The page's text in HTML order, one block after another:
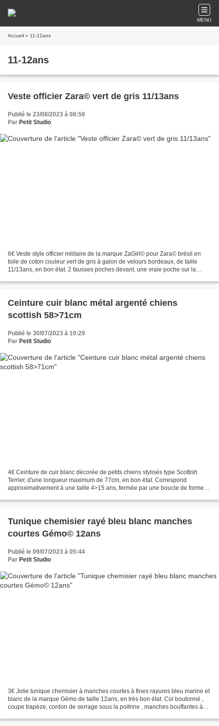
MENU
Accueil » 11-12ans
11-12ans
Veste officier Zara© vert de gris 11/13ans
Publié le 23/08/2023 à 08:59
Par Petit Studio
6€ Veste style officier militaire de la marque ZaGirl© pour Zara© brésil en
toile de coton couleur vert de gris à galon de velours bordeaux, de taille
11/13ans, en bon état. 2 fausses poches devant, une vraie poche sur la
Ceinture cuir blanc métal argenté chiens
scottish 58>71cm
Publié le 30/07/2023 à 10:29
Par Petit Studio
4€ Ceinture de cuir blanc décorée de petits chiens stylisés type Scottish
Terrier, d'une longueur maximum de 77cm, en bon état. Correspond
approximativement à une taille 4>15 ans, fermée par une boucle de forme
Tunique chemisier rayé bleu blanc manches
courtes Gémo© 12ans
Publié le 09/07/2023 à 05:44
Par Petit Studio
3€ Jolie tunique chemisier à manches courtes à fines rayures bleu marine et
blanc de la marque Gémo de taille 12ans, en très bon état. Col boutonné ,
coupe trapèze, cordon de serrage sous la poitrine , manches bouffantes à